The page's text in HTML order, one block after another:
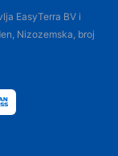
EasyTerra BV i
Nizozemska, broj